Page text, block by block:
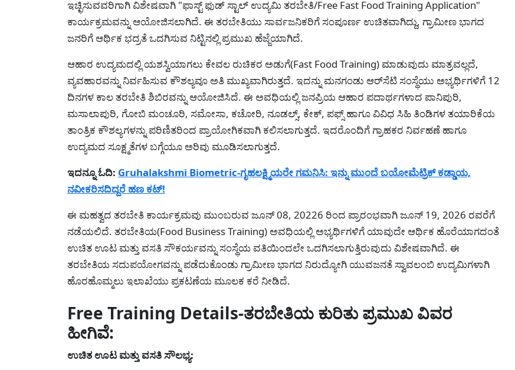
ಇಚ್ಛಿಸುವವರಿಗಾಗಿ ವಿಶೇಷವಾಗಿ "ಫಾಸ್ಟ್ ಫುಡ್ ಸ್ಟಾಲ್ ಉದ್ಯಮಿ ತರಬೇತಿ/Free Fast Food Training Application"
ಕಾರ್ಯಕ್ರಮವನ್ನು ಆಯೋಜಿಸಲಾಗಿದೆ. ಈ ತರಬೇತಿಯು ಸಾರ್ವಜನಿಕರಿಗೆ ಸಂಪೂರ್ಣ ಉಚಿತವಾಗಿದ್ದು, ಗ್ರಾಮೀಣ ಭಾಗದ
ಜನರಿಗೆ ಆರ್ಥಿಕ ಭದ್ರತೆ ಒದಗಿಸುವ ನಿಟ್ಟಿನಲ್ಲಿ ಪ್ರಮುಖ ಹೆಜ್ಜೆಯಾಗಿದೆ.
ಆಹಾರ ಉದ್ಯಮದಲ್ಲಿ ಯಶಸ್ವಿಯಾಗಲು ಕೇವಲ ರುಚಿಕರ ಅಡುಗೆ(Fast Food Training) ಮಾಡುವುದು ಮಾತ್ರವಲ್ಲದೆ,
ವ್ಯವಹಾರವನ್ನು ನಿರ್ವಹಿಸುವ ಕೌಶಲ್ಯವೂ ಅತಿ ಮುಖ್ಯವಾಗಿರುತ್ತದೆ. ಇದನ್ನು ಮನಗಂಡು ಆರ್‌ಸೆಟಿ ಸಂಸ್ಥೆಯು ಅಭ್ಯರ್ಥಿಗಳಿಗೆ 12
ದಿನಗಳ ಕಾಲ ತರಬೇತಿ ಶಿಬಿರವನ್ನು ಆಯೋಜಿಸಿದೆ. ಈ ಅವಧಿಯಲ್ಲಿ ಜನಪ್ರಿಯ ಆಹಾರ ಪದಾರ್ಥಗಳಾದ ಪಾನಿಪುರಿ,
ಮಸಾಲಾಪುರಿ, ಗೋಬಿ ಮಂಚೂರಿ, ಸಮೋಸಾ, ಕಚೋರಿ, ನೂಡಲ್ಸ್, ಕೇಕ್, ಪಫ್ಸ್ ಹಾಗೂ ವಿವಿಧ ಸಿಹಿ ತಿಂಡಿಗಳ ತಯಾರಿಕೆಯ
ತಾಂತ್ರಿಕ ಕೌಶಲ್ಯಗಳನ್ನು ಪರಿಣಿತರಿಂದ ಪ್ರಾಯೋಗಿಕವಾಗಿ ಕಲಿಸಲಾಗುತ್ತದೆ. ಇದರೊಂದಿಗೆ ಗ್ರಾಹಕರ ನಿರ್ವಹಣೆ ಹಾಗೂ
ಉದ್ಯಮದ ಸೂಕ್ಷ್ಮತೆಗಳ ಬಗ್ಗೆಯೂ ಅರಿವು ಮೂಡಿಸಲಾಗುತ್ತದೆ.
ಇದನ್ನೂ ಓದಿ: Gruhalakshmi Biometric-ಗೃಹಲಕ್ಷ್ಮಿಯರೇ ಗಮನಿಸಿ: ಇನ್ನು ಮುಂದೆ ಬಯೋಮೆಟ್ರಿಕ್ ಕಡ್ಡಾಯ,
ನವೀಕರಿಸದಿದ್ದರೆ ಹಣ ಕಟ್!
ಈ ಮಹತ್ವದ ತರಬೇತಿ ಕಾರ್ಯಕ್ರಮವು ಮುಂಬರುವ ಜೂನ್ 08, 20226 ರಿಂದ ಪ್ರಾರಂಭವಾಗಿ ಜೂನ್ 19, 2026 ರವರೆಗೆ
ನಡೆಯಲಿದೆ. ತರಬೇತಿಯ(Food Business Training) ಅವಧಿಯಲ್ಲಿ ಅಭ್ಯರ್ಥಿಗಳಿಗೆ ಯಾವುದೇ ಆರ್ಥಿಕ ಹೊರೆಯಾಗದಂತೆ
ಉಚಿತ ಊಟ ಮತ್ತು ವಸತಿ ಸೌಕರ್ಯವನ್ನು ಸಂಸ್ಥೆಯ ವತಿಯಿಂದಲೇ ಒದಗಿಸಲಾಗುತ್ತಿರುವುದು ವಿಶೇಷವಾಗಿದೆ. ಈ
ತರಬೇತಿಯ ಸದುಪಯೋಗವನ್ನು ಪಡೆದುಕೊಂಡು ಗ್ರಾಮೀಣ ಭಾಗದ ನಿರುದ್ಯೋಗಿ ಯುವಜನತೆ ಸ್ವಾವಲಂಬಿ ಉದ್ಯಮಿಗಳಾಗಿ
ಹೊರಹೊಮ್ಮಲು ಇಲಾಖೆಯು ಪ್ರಕಟಣೆಯ ಮೂಲಕ ಕರೆ ನೀಡಿದೆ.
Free Training Details-ತರಬೇತಿಯ ಕುರಿತು ಪ್ರಮುಖ ವಿವರ
ಹೀಗಿವೆ:
ಉಚಿತ ಊಟ ಮತ್ತು ವಸತಿ ಸೌಲಭ್ಯ: